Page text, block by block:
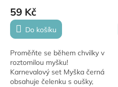
59 Kč
Do košíku
Proměňte se během chvilky v
roztomilou myšku!
Karnevalový set Myška černá
obsahuje čelenku s oušky,